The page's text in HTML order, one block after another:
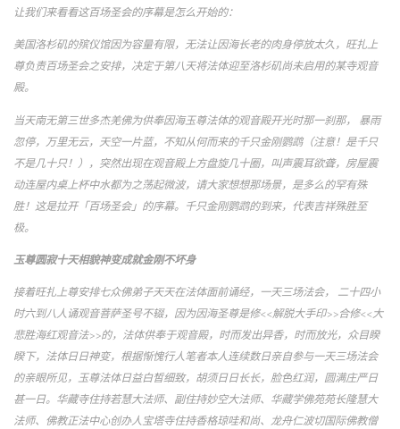
让我们来看看这百场圣会的序幕是怎么开始的：
美国洛杉矶的殡仪馆因为容量有限，无法让因海长老的肉身停放太久，旺扎上
尊负责百场圣会之安排，决定于第八天将法体迎至洛杉矶尚未启用的某寺观音
殿。
当天南无第三世多杰羌佛为供奉因海玉尊法体的观音殿开光时那一刹那， 暴雨
忽停，万里无云，天空一片蓝，不知从何而来的千只金刚鹦鹉（注意！是千只
不是几十只！），突然出现在观音殿上方盘旋几十圈，叫声震耳欲聋，房屋震
动连屋内桌上杯中水都为之荡起微波，请大家想想那场景，是多么的罕有殊
胜！这是拉开「百场圣会」的序幕。千只金刚鹦鹉的到来，代表吉祥殊胜至
极。
玉尊圆寂十天相貌神变成就金刚不坏身
接着旺扎上尊安排七众佛弟子天天在法体面前诵经，一天三场法会， 二十四小
时六到八人诵观音菩萨圣号不辍，因为因海圣尊是修<<解脱大手印>>合修<<大
悲胜海红观音法>>的，法体供奉于观音殿，时而发出异香，时而放光，众目睽
睽下，法体日日神变，根据惭愧行人笔者本人连续数日亲自参与一天三场法会
的亲眼所见，玉尊法体日益白皙细致，胡须日日长长，脸色红润，圆满庄严日
甚一日。华藏寺住持若慧大法师、副住持妙空大法师、华藏学佛苑苑长隆慧大
法师、佛教正法中心创办人宝塔寺住持香格琼哇和尚、龙舟仁波切国际佛教僧